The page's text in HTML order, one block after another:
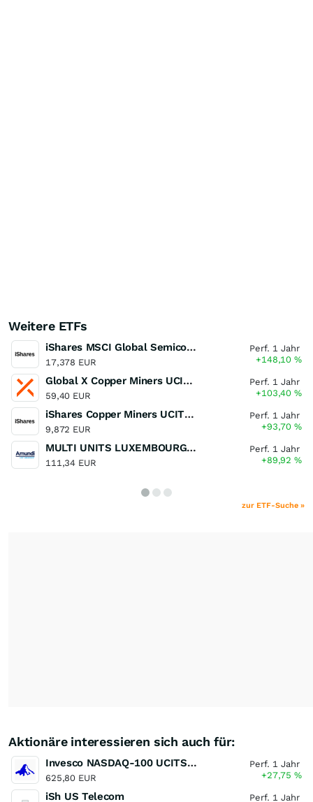
Weitere ETFs
iShares MSCI Global Semiconductors UCITS ETF USD (Acc)
17,378 EUR
Perf. 1 Jahr
+148,10%
Global X Copper Miners UCITS ETF USD Acc
59,40 EUR
Perf. 1 Jahr
+103,40%
iShares Copper Miners UCITS ETF
9,872 EUR
Perf. 1 Jahr
+93,70%
MULTI UNITS LUXEMBOURG - Lyxor MSCI Semiconductors ESG Filtered
111,34 EUR
Perf. 1 Jahr
+89,92%
zur ETF-Suche »
Aktionäre interessieren sich auch für:
Invesco NASDAQ-100 UCITS ETF
625,80 EUR
Perf. 1 Jahr
+27,75%
iSh US Telecom Perf. 1 Jahr